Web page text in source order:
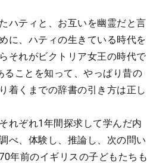
ハティと、お互いを幽霊だと言
に、ハティの生きている時代を
それがビクトリア女王の時代で
ことを知って、やっぱり昔の
着くまでの辞書の引き方は正し
れぞれ1年間探求して学んだ内
べ、体験し、推論し、次の問い
年前のイギリスの子どもたちも